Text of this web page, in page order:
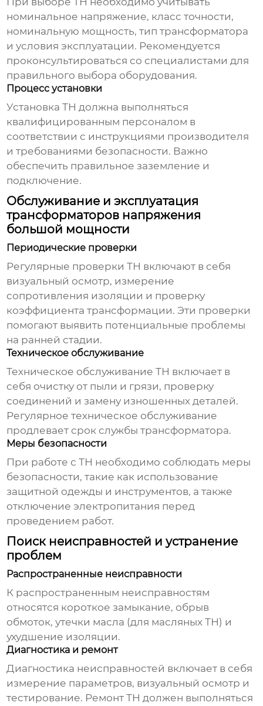
номинальное напряжение, класс точности,
номинальную мощность, тип трансформатора
и условия эксплуатации. Рекомендуется
проконсультироваться со специалистами для
правильного выбора оборудования.
Процесс установки
Установка ТН должна выполняться
квалифицированным персоналом в
соответствии с инструкциями производителя
и требованиями безопасности. Важно
обеспечить правильное заземление и
подключение.
Обслуживание и эксплуатация
трансформаторов напряжения
большой мощности
Периодические проверки
Регулярные проверки ТН включают в себя
визуальный осмотр, измерение
сопротивления изоляции и проверку
коэффициента трансформации. Эти проверки
помогают выявить потенциальные проблемы
на ранней стадии.
Техническое обслуживание
Техническое обслуживание ТН включает в
себя очистку от пыли и грязи, проверку
соединений и замену изношенных деталей.
Регулярное техническое обслуживание
продлевает срок службы трансформатора.
Меры безопасности
При работе с ТН необходимо соблюдать меры
безопасности, такие как использование
защитной одежды и инструментов, а также
отключение электропитания перед
проведением работ.
Поиск неисправностей и устранение
проблем
Распространенные неисправности
К распространенным неисправностям
относятся короткое замыкание, обрыв
обмоток, утечки масла (для масляных ТН) и
ухудшение изоляции.
Диагностика и ремонт
Диагностика неисправностей включает в себя
измерение параметров, визуальный осмотр и
тестирование. Ремонт ТН должен выполняться